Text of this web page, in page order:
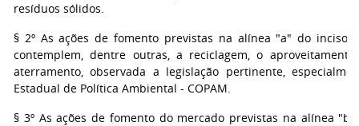
resíduos sólidos.
§ 2º As ações de fomento previstas na alínea "a" do inciso
contemplem, dentre outras, a reciclagem, o
aterramento, observada a legislação pertinente,
Estadual de Política Ambiental - COPAM.
§ 3º As ações de fomento do mercado previstas na alínea